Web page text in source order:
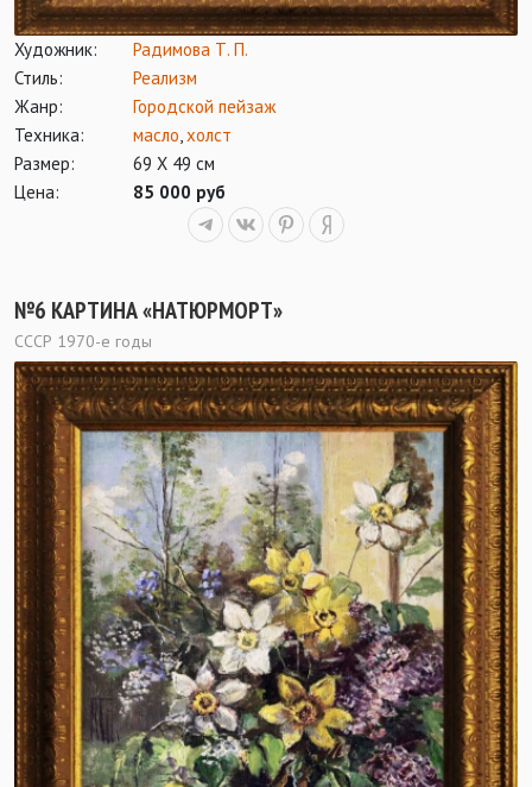
Художник:
Радимова Т. П.
Стиль:
Реализм
Жанр:
Городской пейзаж
Техника:
масло холст
Размер:
69 Х 49 см
Цена:
85 000 руб
№6 КАРТИНА «НАТЮРМОРТ»
СССР 1970-е годы